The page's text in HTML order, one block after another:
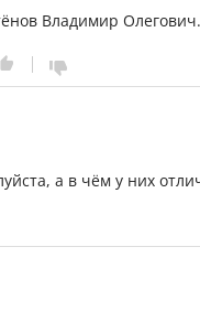
Владимир
а в чём у них